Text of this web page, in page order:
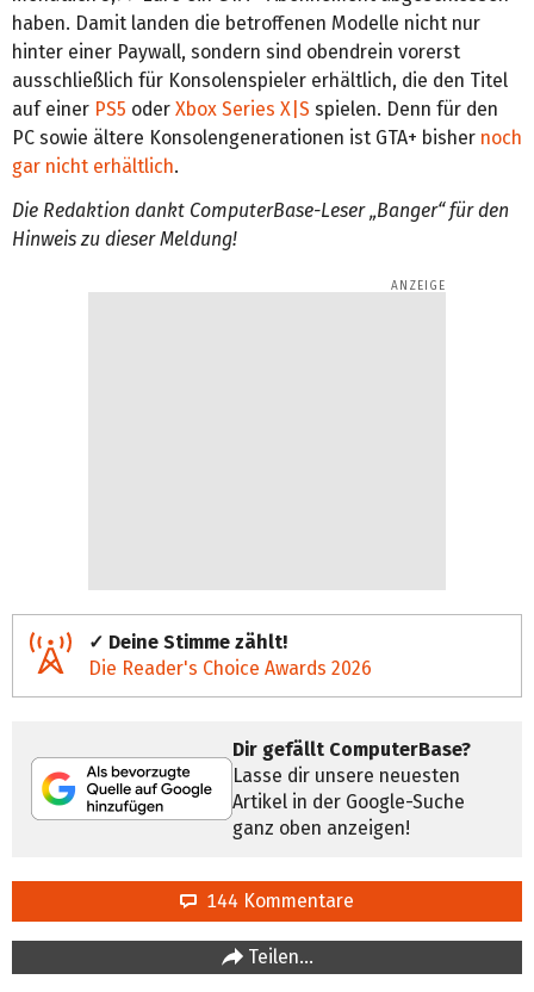
haben. Damit landen die betroffenen Modelle nicht nur
hinter einer Paywall, sondern sind obendrein vorerst
ausschließlich für Konsolenspieler erhältlich, die den Titel
auf einer PS5 oder Xbox Series X|S spielen. Denn für den
PC sowie ältere Konsolengenerationen ist GTA+ bisher noch
gar nicht erhältlich.
Die Redaktion dankt ComputerBase-Leser „Banger“ für den
Hinweis zu dieser Meldung!
✓ Deine Stimme zählt!
Die Reader's Choice Awards 2026
Dir gefällt ComputerBase?
Lasse dir unsere neuesten
Artikel in der Google-Suche
ganz oben anzeigen!
144 Kommentare
Teilen…